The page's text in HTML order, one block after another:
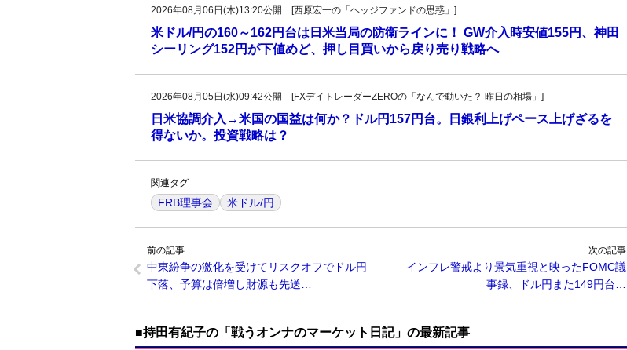
2026年08月06日(木)13:20公開 [西原宏一の「ヘッジファンドの思惑」]
米ドル/円の160～162円台は日米当局の防衛ラインに！ GW介入時安値155円、神田
シーリング152円が下値めど、押し目買いから戻り売り戦略へ
2026年08月05日(水)09:42公開 [FXデイトレーダーZEROの「なんで動いた？ 昨日の相場」]
日米協調介入→米国の国益は何か？ドル円157円台。日銀利上げペース上げざるを
得ないか。投資戦略は？
関連タグ
FRB理事会 米ドル/円
前の記事
中東紛争の激化を受けてリスクオフでドル円
下落、予算は倍増し財源も先送…
次の記事
インフレ警戒より景気重視と映ったFOMC議
事録、ドル円また149円台…
■持田有紀子の「戦うオンナのマーケット日記」の最新記事